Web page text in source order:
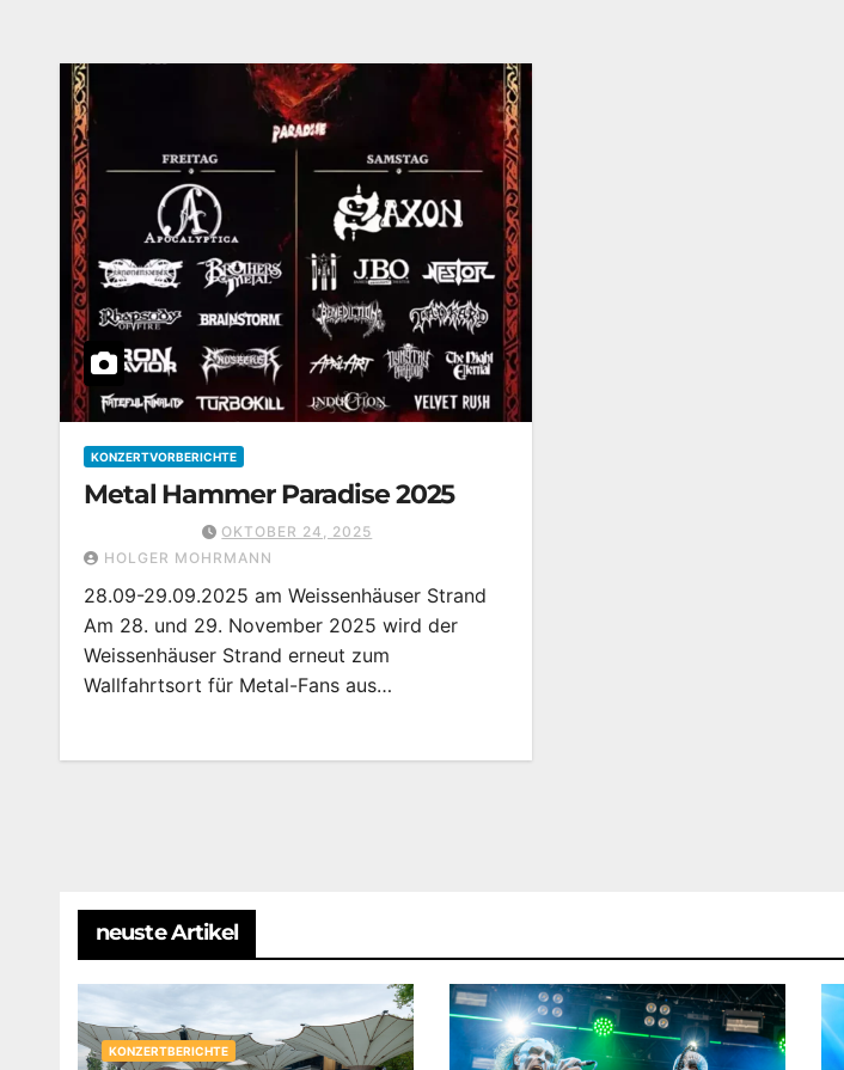
KONZERTVORBERICHTE
Metal Hammer Paradise 2025
OKTOBER 24, 2025
HOLGER MOHRMANN
28.09-29.09.2025 am Weissenhäuser Strand
Am 28. und 29. November 2025 wird der
Weissenhäuser Strand erneut zum
Wallfahrtsort für Metal-Fans aus…
neuste Artikel
KONZERTBERICHTE